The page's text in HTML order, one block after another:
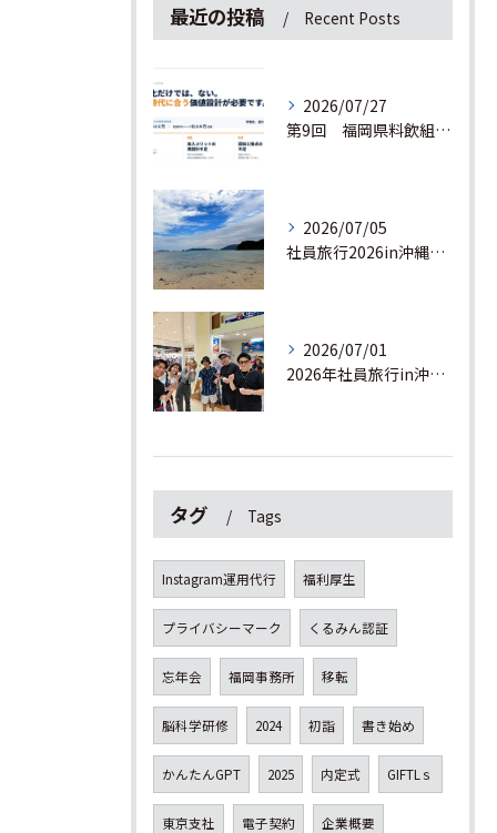
最近の投稿 Recent Posts
2026/07/27
第9回 福岡県料飲組合連合会の交流研修会でプレゼンしてきました！
2026/07/05
社員旅行2026in沖縄🌺3日目
2026/07/01
2026年社員旅行in沖縄！！🌺 2日目
タグ Tags
Instagram運用代行 福利厚生
プライバシーマーク くるみん認証
忘年会 福岡事務所 移転
脳科学研修 2024 初詣 書き始め
かんたんGPT 2025 内定式 GIFTLｓ
東京支社 電子契約 企業概要